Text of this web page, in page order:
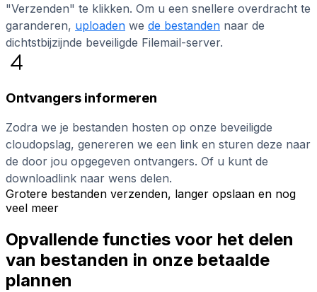
"Verzenden" te klikken. Om u een snellere overdracht te
garanderen, uploaden we de bestanden naar de
dichtstbijzijnde beveiligde Filemail-server.
Ontvangers informeren
Zodra we je bestanden hosten op onze beveiligde
cloudopslag, genereren we een link en sturen deze naar
de door jou opgegeven ontvangers. Of u kunt de
downloadlink naar wens delen.
Grotere bestanden verzenden, langer opslaan en nog
veel meer
Opvallende functies voor het delen
van bestanden in onze betaalde
plannen